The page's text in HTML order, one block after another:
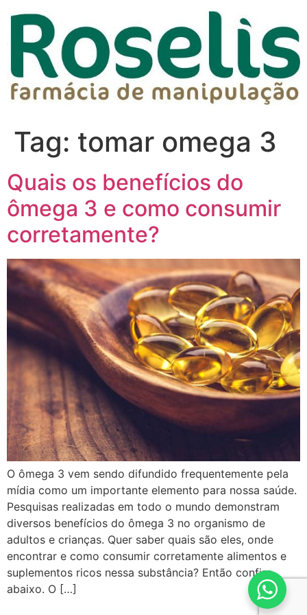
Tag: tomar omega 3
Quais os benefícios do
ômega 3 e como consumir
corretamente?
O ômega 3 vem sendo difundido frequentemente pela
mídia como um importante elemento para nossa saúde.
Pesquisas realizadas em todo o mundo demonstram
diversos benefícios do ômega 3 no organismo de
adultos e crianças. Quer saber quais são eles, onde
encontrar e como consumir corretamente alimentos e
suplementos ricos nessa substância? Então confira
abaixo. O […]